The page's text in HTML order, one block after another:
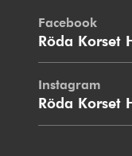
Facebook
Röda Korset
Instagram
Röda Korset